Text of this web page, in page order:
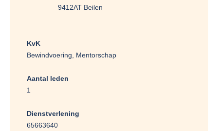
9412AT Beilen
KvK
Bewindvoering, Mentorschap
Aantal leden
1
Dienstverlening
65663640